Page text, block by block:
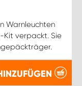
Warnleuchten
Kit verpackt. Sie